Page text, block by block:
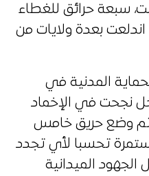
سبعة حرائق للغطاء
اندلعت بعدة ولايات من
المدنية في
نجحت في الإخماد
تم وضع حريق خامس
تحسبا لأي تجدد
الجهود الميدانية